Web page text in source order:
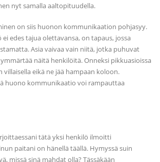
nyt samalla aaltopituudella.
on siis huonon kommunikaation pohjasyy.
ei edes tajua olettavansa, on tapaus, jossa
Asia vaivaa vain niitä, jotka puhuvat
näitä henkilöitä. Onneksi pikkuasioissa
villaisella eikä ne jää hampaan koloon.
huono kommunikaatio voi rampauttaa
tätä yksi henkilö ilmoitti
paitani on hänellä täällä. Hymyssä suin
missä sinä mahdat olla? Tässäkään